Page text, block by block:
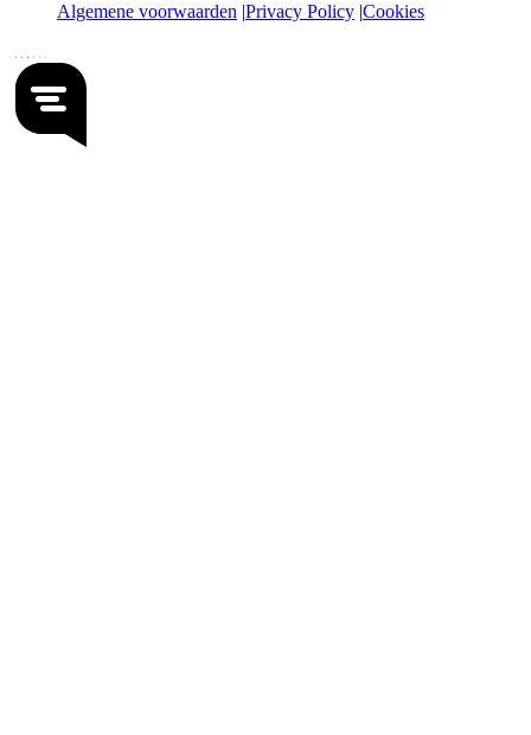
Algemene voorwaarden Privacy Policy Cookies